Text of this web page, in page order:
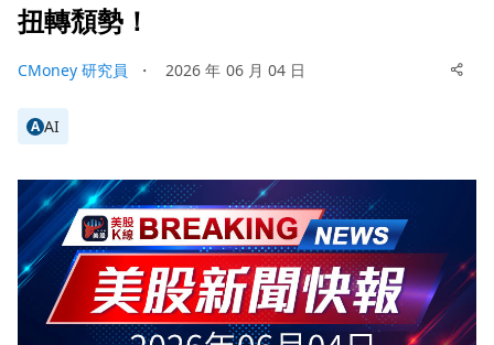
扭轉頹勢！
CMoney 研究員 ・ 2026 年 06 月 04 日
A AI